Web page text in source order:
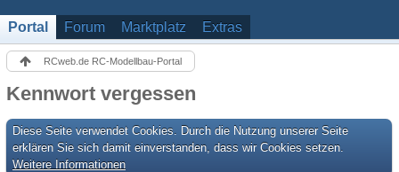
Portal Forum Marktplatz Extras
RCweb.de RC-Modellbau-Portal
Kennwort vergessen
Diese Seite verwendet Cookies. Durch die Nutzung unserer Seite
erklären Sie sich damit einverstanden, dass wir Cookies setzen.
Weitere Informationen